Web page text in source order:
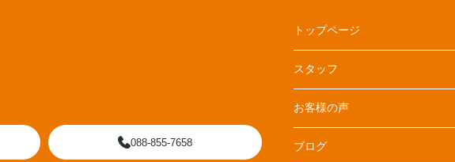
088-855-7658
トップページ
スタッフ
お客様の声
ブログ